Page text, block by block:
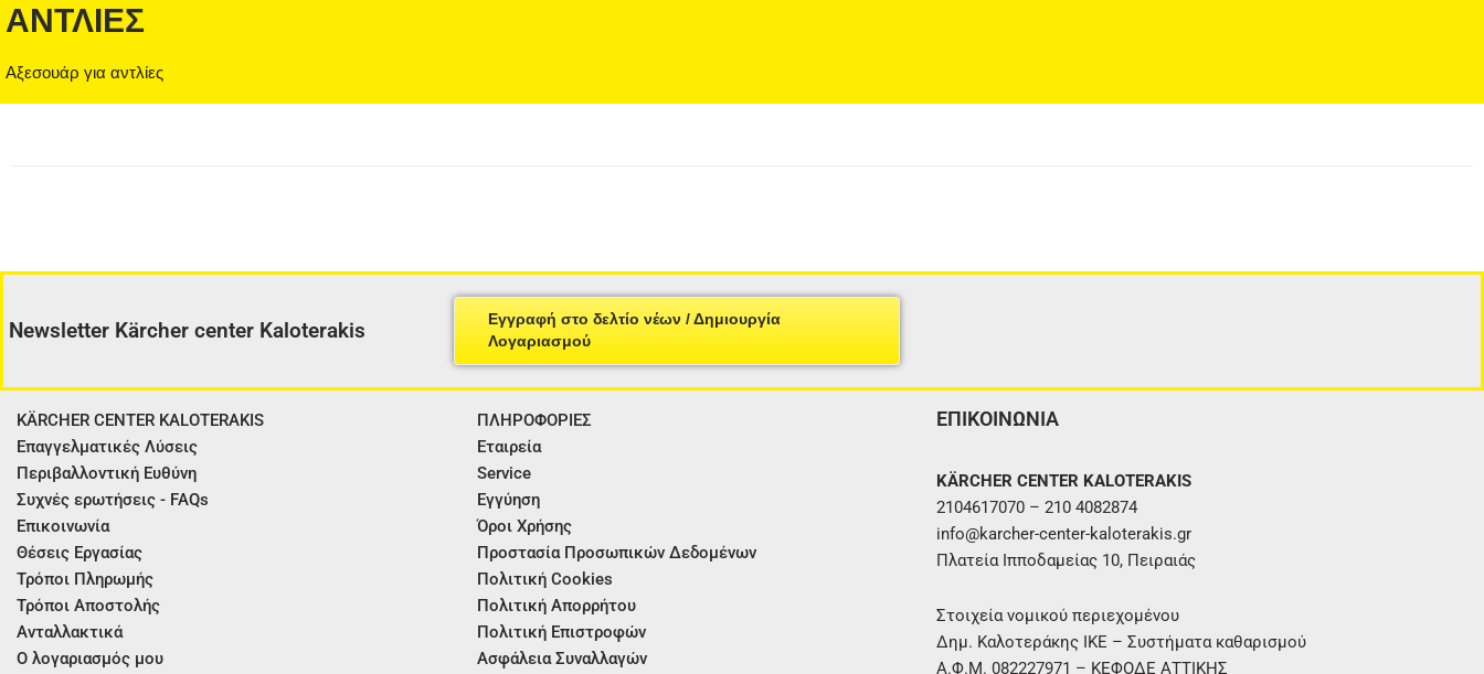
ΑΝΤΛΊΕΣ
Αξεσουάρ για αντλίες
Newsletter Kärcher center Kaloterakis
Εγγραφή στο δελτίο νέων / Δημιουργία
Λογαριασμού
KÄRCHER CENTER KALOTERAKIS
Επαγγελματικές Λύσεις
Περιβαλλοντική Ευθύνη
Συχνές ερωτήσεις - FAQs
Επικοινωνία
Θέσεις Εργασίας
Τρόποι Πληρωμής
Τρόποι Αποστολής
Ανταλλακτικά
Ο λογαριασμός μου
ΠΛΗΡΟΦΟΡΙΕΣ
Εταιρεία
Service
Εγγύηση
Όροι Χρήσης
Προστασία Προσωπικών Δεδομένων
Πολιτική Cookies
Πολιτική Απορρήτου
Πολιτική Επιστροφών
Ασφάλεια Συναλλαγών
ΕΠΙΚΟΙΝΩΝΙΑ
KÄRCHER CENTER KALOTERAKIS
2104617070 – 210 4082874
info@karcher-center-kaloterakis.gr
Πλατεία Ιπποδαμείας 10, Πειραιάς
Στοιχεία νομικού περιεχομένου
Δημ. Καλοτεράκης ΙΚΕ – Συστήματα καθαρισμού
Α.Φ.Μ. 082227971 – ΚΕΦΟΔΕ ΑΤΤΙΚΗΣ